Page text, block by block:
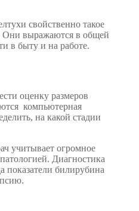
свойственно такое
Они выражаются в общей
в быту и на работе.
оценку размеров
компьютерная
на какой стадии
учитывает огромное
Диагностика
показатели билирубина